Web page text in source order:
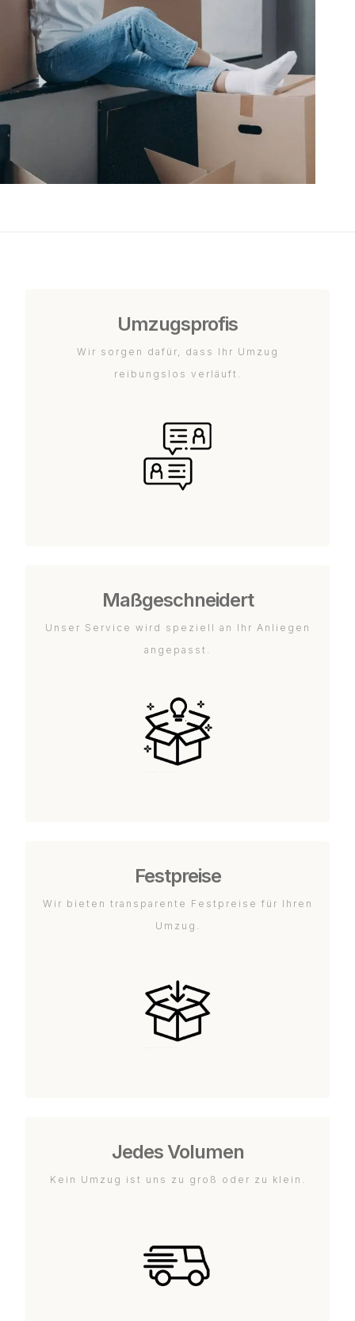
Umzugsprofis
Wir sorgen dafür, dass Ihr Umzug
reibungslos verläuft.
Maßgeschneidert
Unser Service wird speziell an Ihr Anliegen
angepasst.
Festpreise
Wir bieten transparente Festpreise für Ihren
Umzug.
Jedes Volumen
Kein Umzug ist uns zu groß oder zu klein.